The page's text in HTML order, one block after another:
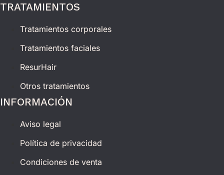
TRATAMIENTOS
Tratamientos corporales
Tratamientos faciales
ResurHair
Otros tratamientos
INFORMACIÓN
Aviso legal
Política de privacidad
Condiciones de venta